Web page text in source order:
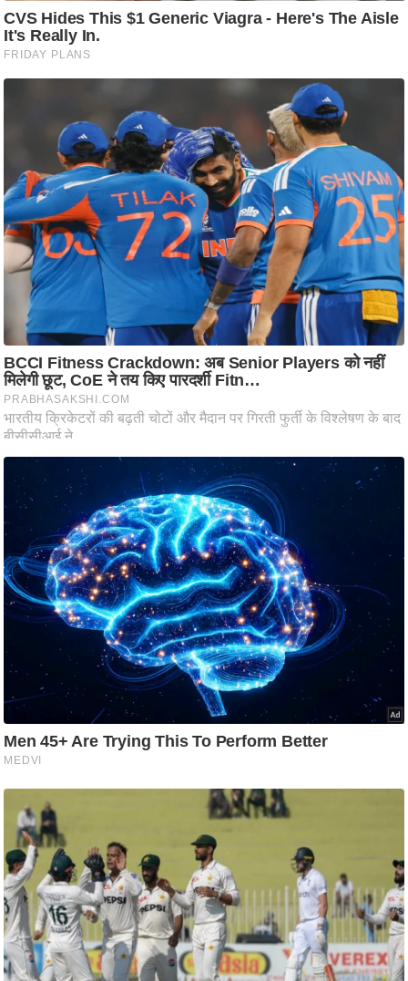
भू
मि
स्तं
आ
र
.
आ
चा
य
प
र
स
क्षा
ध
ज्यो
ति
ष
म
हि
मा
/
स्थ
ल
व्र
त
त्यो
हा
र